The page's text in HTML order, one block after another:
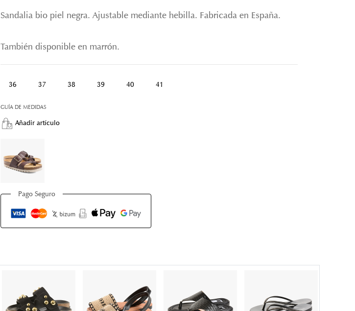
Sandalia bio piel negra. Ajustable mediante hebilla. Fabricada en España.
También disponible en marrón.
36 37 38 39 40 41
GUÍA DE MEDIDAS
Añadir artículo
Pago Seguro